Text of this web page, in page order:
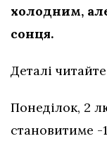
холодним,
сонця.
Деталі
Понеділок, 2
становитиме -